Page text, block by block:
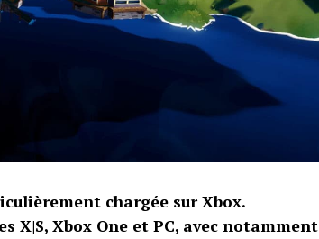
chargée sur Xbox.
X|S, Xbox One et PC, avec notamment